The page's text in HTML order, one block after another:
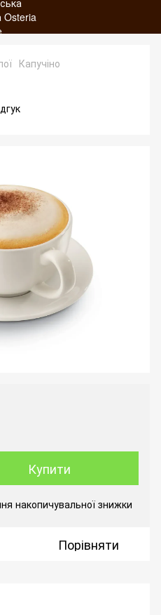
Капучіно
Купити
накопичувальної знижки
Порівняти